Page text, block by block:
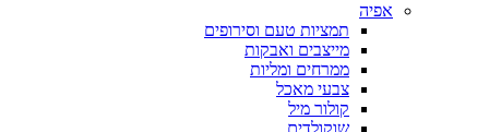
אפיה
תמציות טעם וסירופים
מייצבים ואבקות
ממרחים ומליות
צבעי מאכל
קולור מיל